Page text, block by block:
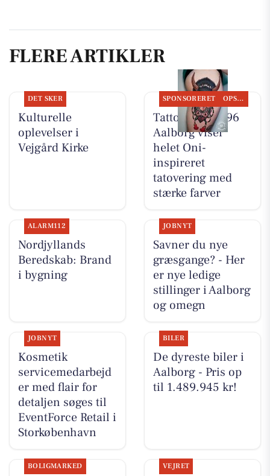
FLERE ARTIKLER
DET SKER
Kulturelle
oplevelser i
Vejgård Kirke
SPONSORERET OPSLAGSTAVLEN
Tattoo Studio 96
Aalborg viser
helet Oni-
inspireret
tatovering med
stærke farver
ALARM112
Nordjyllands
Beredskab: Brand
i bygning
JOBNYT
Savner du nye
græsgange? - Her
er nye ledige
stillinger i Aalborg
og omegn
JOBNYT
Kosmetik
servicemedarbejd
er med flair for
detaljen søges til
EventForce Retail i
Storkøbenhavn
BILER
De dyreste biler i
Aalborg - Pris op
til 1.489.945 kr!
BOLIGMARKED VEJRET